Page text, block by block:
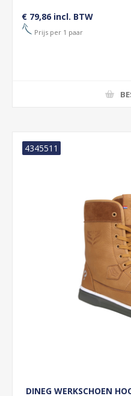
€ 79,86 incl. BTW
Prijs per 1 paar
DINEG WERKSCHOEN
4345511